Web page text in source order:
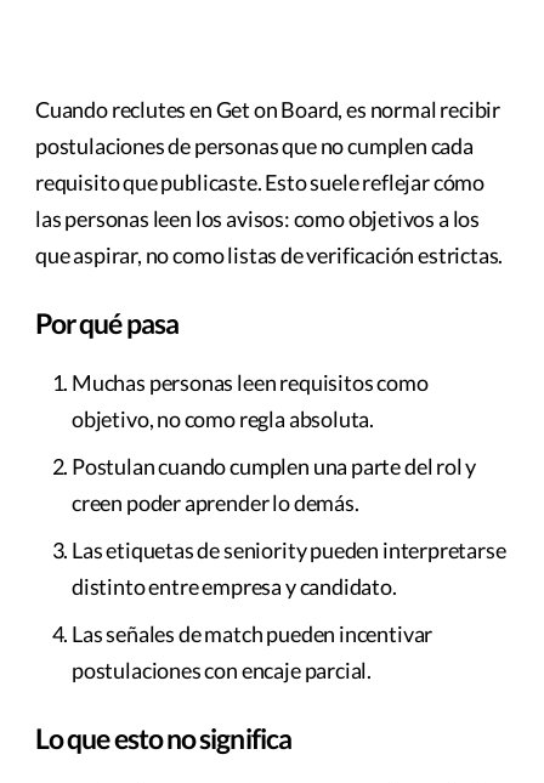
Cuando reclutes en Get on Board, es normal recibir
postulaciones de personas que no cumplen cada
requisito que publicaste. Esto suele reflejar cómo
las personas leen los avisos: como objetivos a los
que aspirar, no como listas de verificación estrictas.
Por qué pasa
Muchas personas leen requisitos como
objetivo, no como regla absoluta.
Postulan cuando cumplen una parte del rol y
creen poder aprender lo demás.
Las etiquetas de seniority pueden interpretarse
distinto entre empresa y candidato.
Las señales de match pueden incentivar
postulaciones con encaje parcial.
Lo que esto no significa